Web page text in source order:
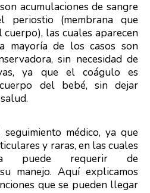
acumulaciones de sangre
(membrana que
las cuales aparecen
mayoría de los casos son
sin necesidad de
ya que el coágulo es
del bebé, sin dejar
médico, ya que
y raras, en las cuales
puede requerir de
manejo. Aquí explicamos
que se pueden llegar